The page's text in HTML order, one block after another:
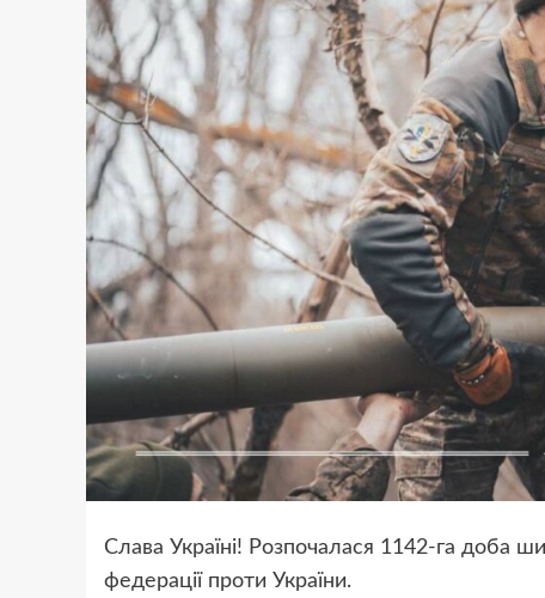
Слава Україні! Розпочалася 1142-га доба
федерації проти України.